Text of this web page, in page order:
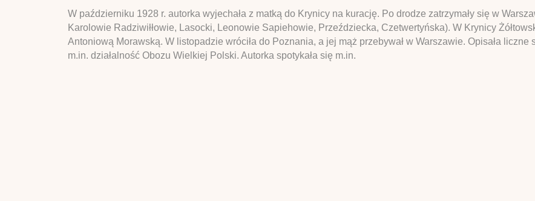
W październiku 1928 r. autorka wyjechała z matką do Krynicy na kurację. Po drodze zatrzymały się w
Karolowie Radziwiłłowie, Lasocki, Leonowie Sapiehowie, Przeździecka, Czetwertyńska). W Krynicy
Antoniową Morawską. W listopadzie wróciła do Poznania, a jej mąż przebywał w Warszawie. Opisała
m.in. działalność Obozu Wielkiej Polski. Autorka spotykała się m.in.